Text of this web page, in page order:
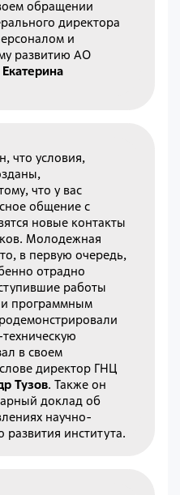
обращении
директора
и
развитию АО
Екатерина
что условия,
что у вас
общение с
новые контакты
Молодежная
в первую очередь,
отрадно
работы
программным
в своем
директор ГНЦ
Тузов. Также он
доклад об
научно-
развития института.